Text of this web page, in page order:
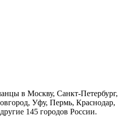
в Москву, Санкт-Петербург,
Уфу, Пермь, Краснодар,
145 городов России.